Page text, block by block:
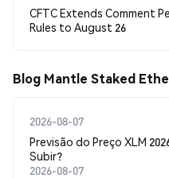
CFTC Extends Comment
Rules to August 26
Blog Mantle Staked
2026-08-07
Previsão do Preço XLM
Subir?
2026-08-07